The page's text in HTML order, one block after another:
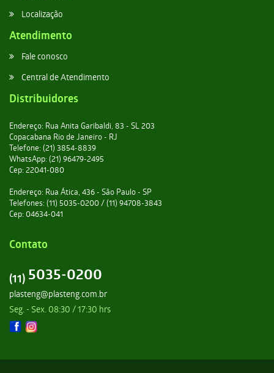
Localização
Atendimento
Fale conosco
Central de Atendimento
Distribuidores
Endereço: Rua Anita Garibaldi, 83 - SL 203
Copacabana Rio de Janeiro - RJ
Telefone: (21) 3854-8839
WhatsApp: (21) 96479-2495
Cep: 22041-080
Endereço: Rua Ática, 436 - São Paulo - SP
Telefones: (11) 5035-0200 / (11) 94708-3843
Cep: 04634-041
Contato
(11) 5035-0200
plasteng@plasteng.com.br
Seg. - Sex. 08:30 / 17:30 hrs